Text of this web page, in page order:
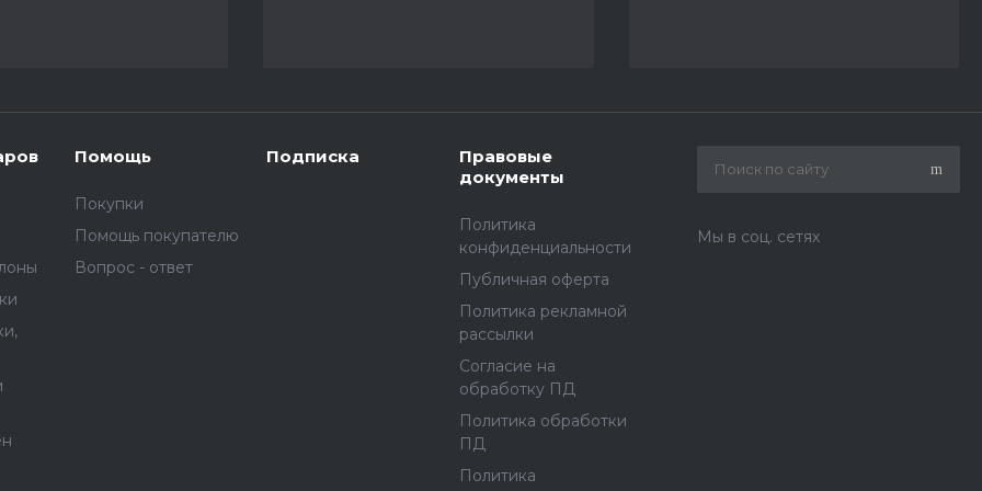
Помощь
Покупки
Помощь покупателю
Вопрос - ответ
Подписка
Правовые
документы
Политика
конфиденциальности
Публичная оферта
Политика рекламной
рассылки
Согласие на
обработку ПД
Политика обработки
ПД
Политика
Мы в соц. сетях